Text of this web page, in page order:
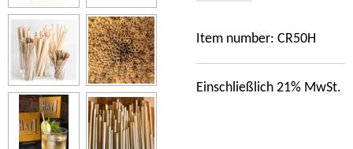
Item number: CR50H
Einschließlich 21% MwSt.